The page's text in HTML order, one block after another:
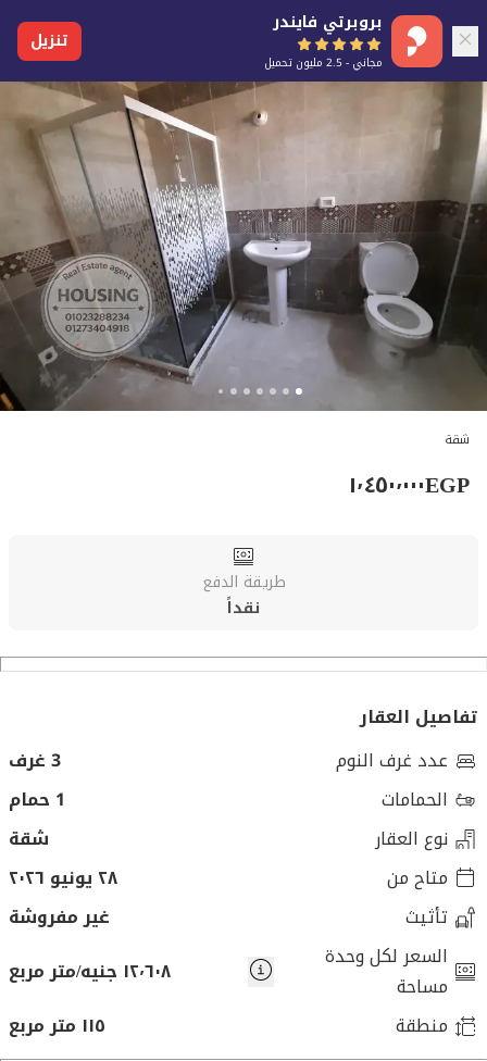
بروبرتي فايندر
مجاني - 2.5 مليون تحميل
تنزيل
شقة
EGP١٬٤٥٠٬٠٠٠
طريقة الدفع
نقداً
تفاصيل العقار
عدد غرف النوم
3 غرف
الحمامات
1 حمام
نوع العقار
شقة
متاح من
٢٨ يونيو ٢٠٢٦
تأثيث
غير مفروشة
السعر لكل وحدة
مساحة
١٢٬٦٠٨ جنيه/متر مربع
منطقة
١١٥ متر مربع